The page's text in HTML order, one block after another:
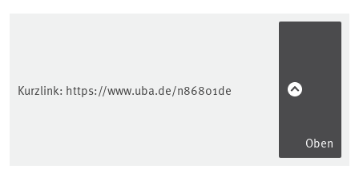
Kurzlink: https://www.uba.de/n86801de
Oben